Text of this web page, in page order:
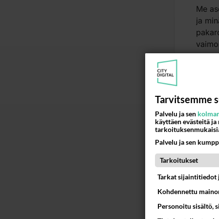
Me
ja
On
niin
Tarvitsemme
Palvelu ja sen
käyttäen evästeitä
Palvelu ja sen
Tarkoitukset
Tarkat sijaintitiedot
Kohdennettu
Personoitu sisältö,